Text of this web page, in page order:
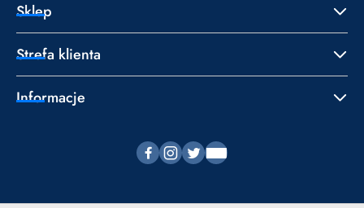
Sklep
Strefa klienta
Informacje